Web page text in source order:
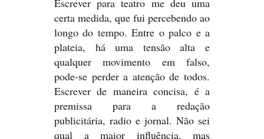
Escrever para teatro me deu uma
certa medida, que fui percebendo ao
longo do tempo. Entre o palco e a
plateia, há uma tensão alta e
qualquer movimento em falso,
pode-se perder a atenção de todos.
Escrever de maneira concisa, é a
premissa para a redação
publicitária, radio e jornal. Não sei
qual a maior influência, mas